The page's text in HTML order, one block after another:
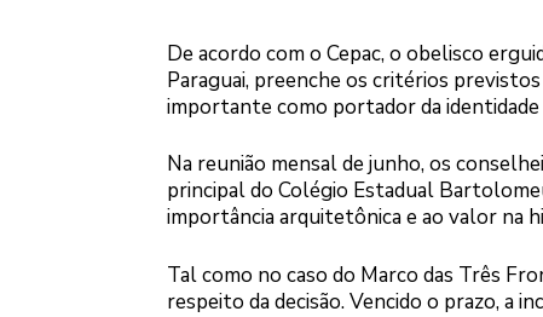
De acordo com o Cepac, o obelisco
Paraguai, preenche os critérios
importante como portador da identidade
Na reunião mensal de junho, os
principal do Colégio Estadual
importância arquitetônica e ao valor na
Tal como no caso do Marco das Três
respeito da decisão. Vencido o prazo, a